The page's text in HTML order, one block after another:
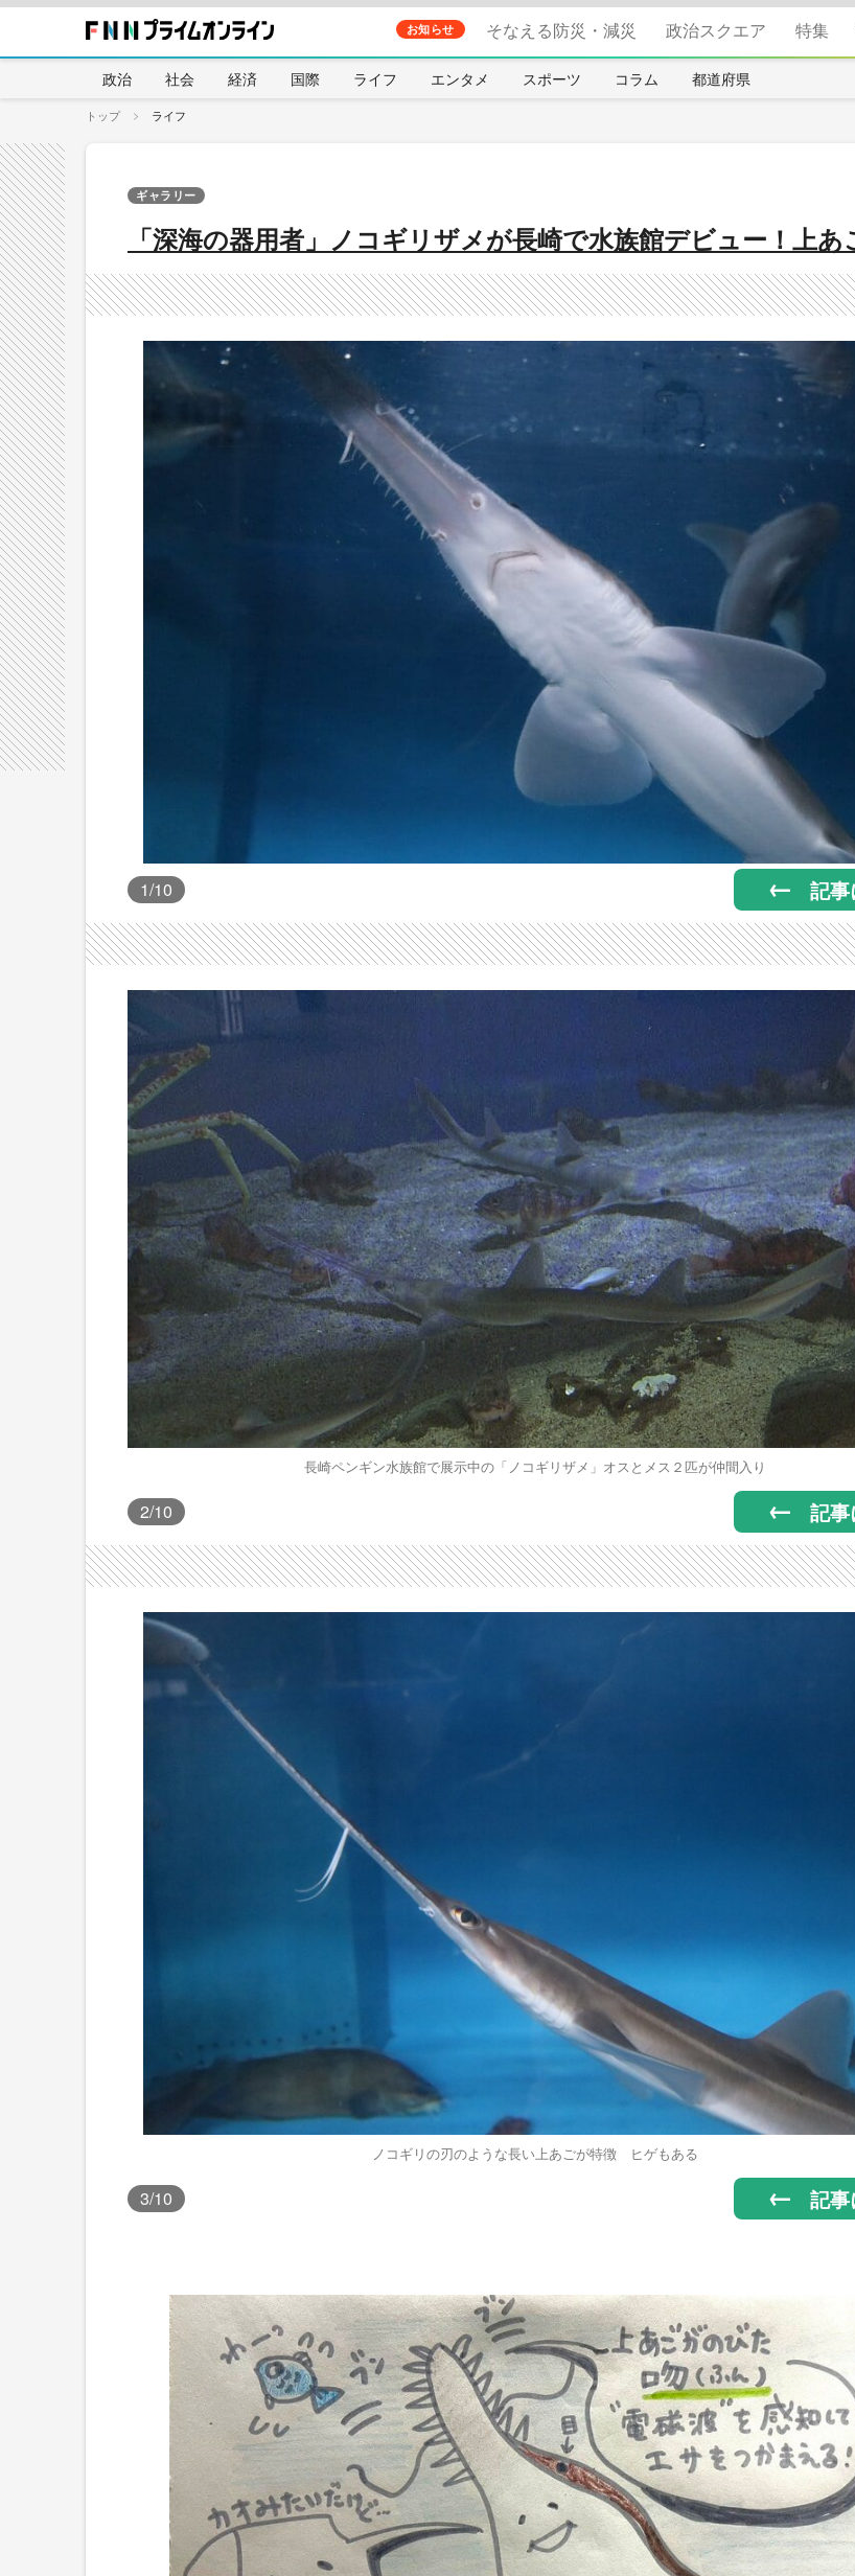
お知らせ そなえる防災・減災 政治スクエア 特集
政治 社会 経済 国際 ライフ エンタメ スポーツ コラム 都道府県
トップ ライフ
「深海の器用者」ノコギリザメが長崎で水族館デビュー！上
ギャラリー
1/10 記
長崎ペンギン水族館で展示中の「ノコギリザメ」オスとメス２匹が仲間入り
2/10 記
ノコギリの刃のような長い上あごが特徴 ヒゲもある
3/10 記